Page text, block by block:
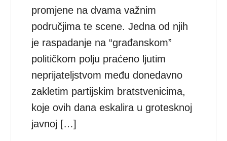
promjene na dvama važnim
područjima te scene. Jedna od njih
je raspadanje na “građanskom”
političkom polju praćeno ljutim
neprijateljstvom među donedavno
zakletim partijskim bratstvenicima,
koje ovih dana eskalira u grotesknoj
javnoj […]